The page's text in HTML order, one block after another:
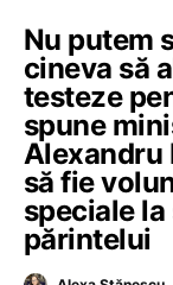
Nu putem
cineva să
testeze
spune
Alexandru
să fie
speciale
părintelui